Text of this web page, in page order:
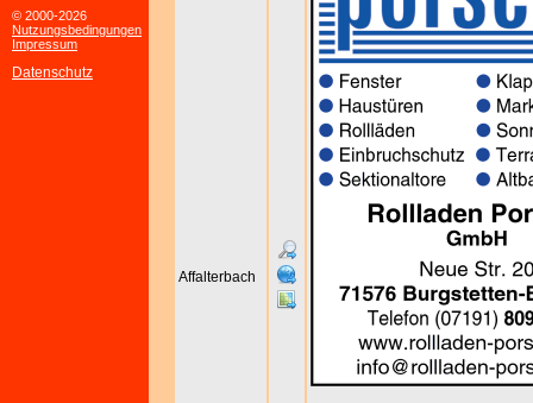
© 2000-2026
Nutzungsbedingungen
Impressum
Datenschutz
Affalterbach